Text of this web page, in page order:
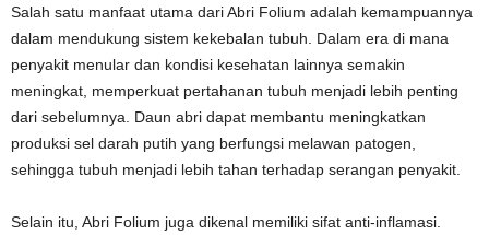
Salah satu manfaat utama dari Abri Folium adalah kemampuannya
dalam mendukung sistem kekebalan tubuh. Dalam era di mana
penyakit menular dan kondisi kesehatan lainnya semakin
meningkat, memperkuat pertahanan tubuh menjadi lebih penting
dari sebelumnya. Daun abri dapat membantu meningkatkan
produksi sel darah putih yang berfungsi melawan patogen,
sehingga tubuh menjadi lebih tahan terhadap serangan penyakit.
Selain itu, Abri Folium juga dikenal memiliki sifat anti-inflamasi.